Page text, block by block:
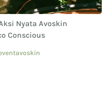
Nyata Avoskin
Conscious